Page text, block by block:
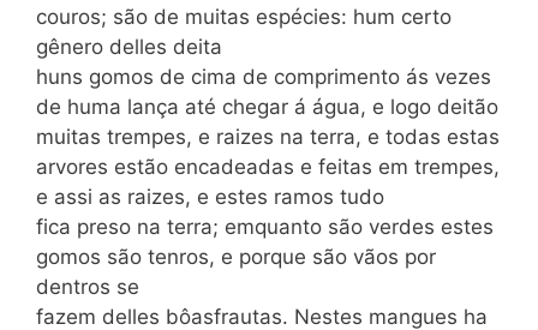
couros; são de muitas espécies: hum certo
gênero delles deita
huns gomos de cima de comprimento ás vezes
de huma lança até chegar á água, e logo deitão
muitas trempes, e raizes na terra, e todas estas
arvores estão encadeadas e feitas em trempes,
e assi as raizes, e estes ra­mos tudo
fica preso na terra; emquanto são verdes estes
gomos são tenros, e porque são vãos por
dentros se
fazem delles bôasfrautas. Nestes mangues ha